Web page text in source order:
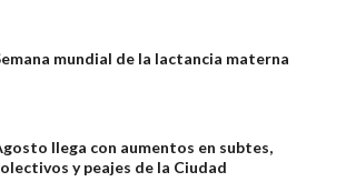
mundial de la lactancia materna
llega con aumentos en subtes,
y peajes de la Ciudad